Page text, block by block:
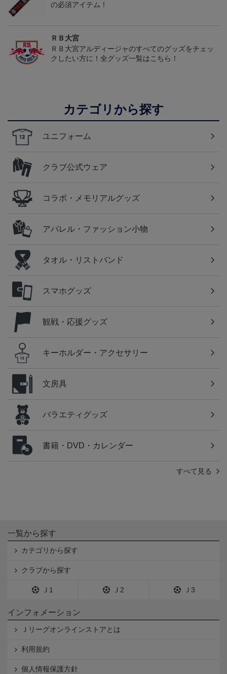
の必須アイテム！
ＲＢ大宮
ＲＢ大宮アルディージャのすべてのグッズをチェッ
クしたい方に！全グッズ一覧はこちら！
カテゴリから探す
ユニフォーム
クラブ公式ウェア
コラボ・メモリアルグッズ
アパレル・ファッション小物
タオル・リストバンド
スマホグッズ
観戦・応援グッズ
キーホルダー・アクセサリー
文房具
バラエティグッズ
書籍・DVD・カレンダー
すべて見る
一覧から探す
カテゴリから探す
クラブから探す
Ｊ1 Ｊ2 Ｊ3
インフォメーション
Ｊリーグオンラインストアとは
利用規約
個人情報保護方針